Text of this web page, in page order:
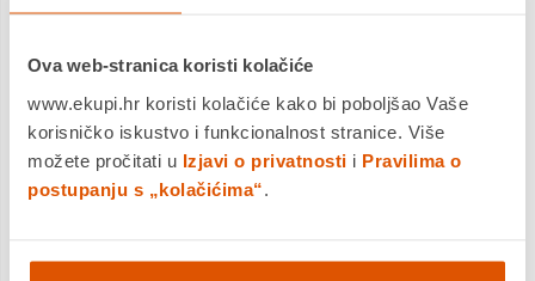
Ova web-stranica koristi kolačiće
www.ekupi.hr koristi kolačiće kako bi poboljšao Vaše
korisničko iskustvo i funkcionalnost stranice. Više
možete pročitati u Izjavi o privatnosti i Pravilima o
postupanju s „kolačićima“
Povrat robe moguć unutar 14
Dostavljamo već od
18.08.2026
Usporedite proizvod Usporedite proizvod